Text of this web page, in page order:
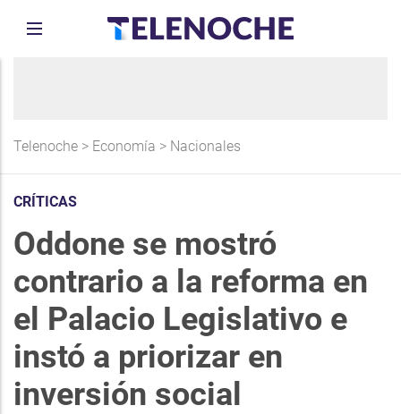
Telenoche > Economía > Nacionales
CRÍTICAS
Oddone se mostró
contrario a la reforma en
el Palacio Legislativo e
instó a priorizar en
inversión social